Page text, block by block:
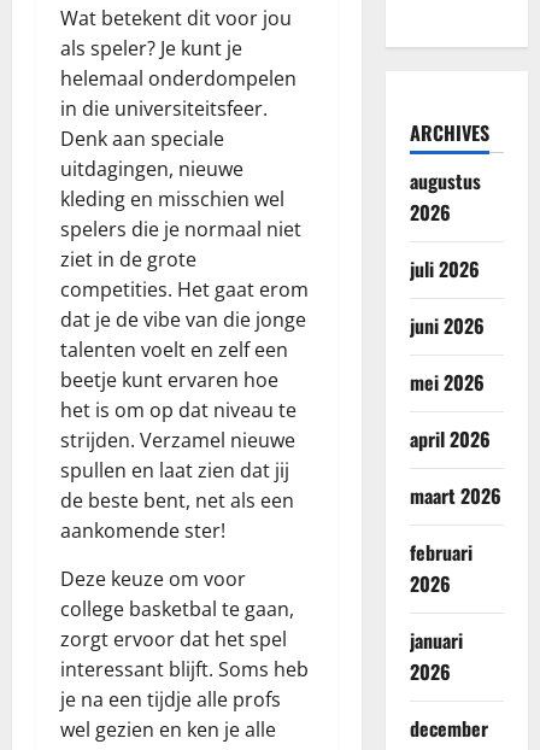
Wat betekent dit voor jou
als speler? Je kunt je
helemaal onderdompelen
in die universiteitsfeer.
Denk aan speciale
uitdagingen, nieuwe
kleding en misschien wel
spelers die je normaal niet
ziet in de grote
competities. Het gaat erom
dat je de vibe van die jonge
talenten voelt en zelf een
beetje kunt ervaren hoe
het is om op dat niveau te
strijden. Verzamel nieuwe
spullen en laat zien dat jij
de beste bent, net als een
aankomende ster!
Deze keuze om voor
college basketbal te gaan,
zorgt ervoor dat het spel
interessant blijft. Soms heb
je na een tijdje alle profs
wel gezien en ken je alle
ARCHIVES
augustus
2026
juli 2026
juni 2026
mei 2026
april 2026
maart 2026
februari
2026
januari
2026
december